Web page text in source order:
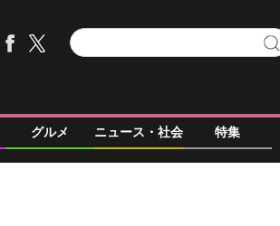
グルメ ニュース・社会 特集